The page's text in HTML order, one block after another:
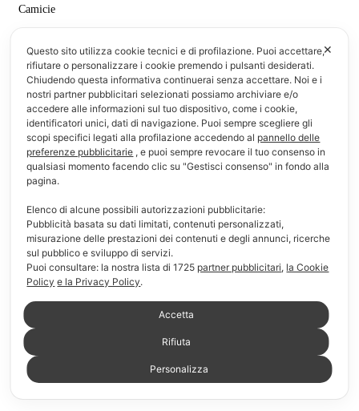
Camicie
T-shirt & Polo
Informazioni
F.A.Q.
Modalità di pagamento
Modalità di consegna e reso
Chi siamo
Link Utili
Il mio account
Carrello
Lista dei desideri
✕
Questo sito utilizza cookie tecnici e di profilazione. Puoi accettare,
rifiutare o personalizzare i cookie premendo i pulsanti desiderati.
Chiudendo questa informativa continuerai senza accettare. Noi e i
nostri partner pubblicitari selezionati possiamo archiviare e/o
accedere alle informazioni sul tuo dispositivo, come i cookie,
identificatori unici, dati di navigazione. Puoi sempre scegliere gli
scopi specifici legati alla profilazione accedendo al pannello delle
preferenze pubblicitarie , e puoi sempre revocare il tuo consenso in
qualsiasi momento facendo clic su "Gestisci consenso" in fondo alla
pagina.
Elenco di alcune possibili autorizzazioni pubblicitarie:
Pubblicità basata su dati limitati, contenuti personalizzati,
misurazione delle prestazioni dei contenuti e degli annunci, ricerche
sul pubblico e sviluppo di servizi.
Puoi consultare: la nostra lista di1725 partner pubblicitari, la Cookie
Policy e la Privacy Policy.
Accetta
Rifiuta
Personalizza